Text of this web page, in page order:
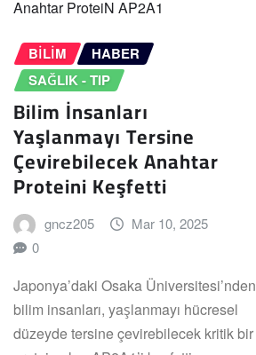
BILIM
HABER
SAĞLIK - TIP
Bilim İnsanları
Yaşlanmayı Tersine
Çevirebilecek Anahtar
Proteini Keşfetti
gncz205
Mar 10, 2025
0
Japonya’daki Osaka Üniversitesi’nden
bilim insanları, yaşlanmayı hücresel
düzeyde tersine çevirebilecek kritik bir